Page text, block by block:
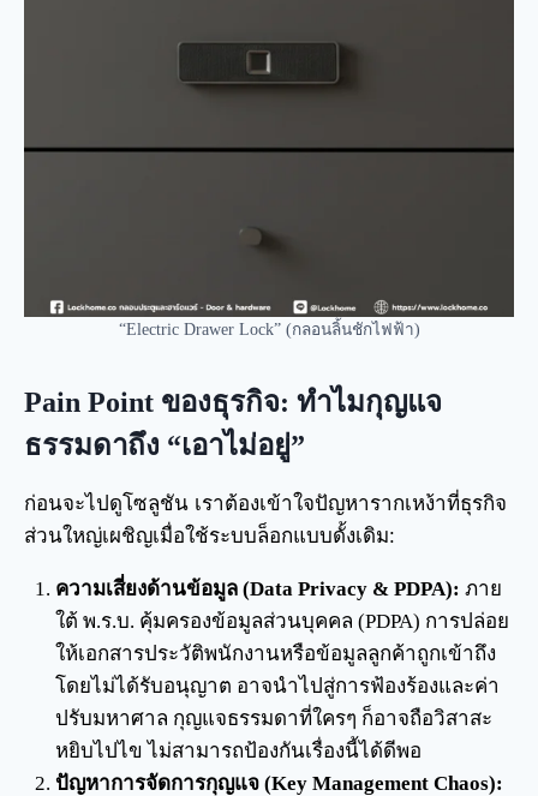
“Electric Drawer Lock” (กลอนลิ้นชักไฟฟ้า)
Pain Point ของธุรกิจ: ทำไมกุญแจ
ธรรมดาถึง “เอาไม่อยู่”
ก่อนจะไปดูโซลูชัน เราต้องเข้าใจปัญหารากเหง้าที่ธุรกิจ
ส่วนใหญ่เผชิญเมื่อใช้ระบบล็อกแบบดั้งเดิม:
ความเสี่ยงด้านข้อมูล (Data Privacy & PDPA): ภาย
ใต้ พ.ร.บ. คุ้มครองข้อมูลส่วนบุคคล (PDPA) การปล่อย
ให้เอกสารประวัติพนักงานหรือข้อมูลลูกค้าถูกเข้าถึง
โดยไม่ได้รับอนุญาต อาจนำไปสู่การฟ้องร้องและค่า
ปรับมหาศาล กุญแจธรรมดาที่ใครๆ ก็อาจถือวิสาสะ
หยิบไปไข ไม่สามารถป้องกันเรื่องนี้ได้ดีพอ
ปัญหาการจัดการกุญแจ (Key Management Chaos):